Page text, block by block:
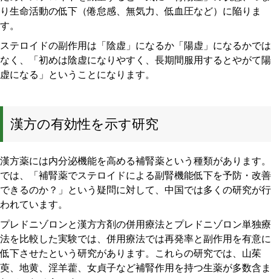
り生命活動の低下（倦怠感、無気力、低血圧など）に陥りま
す。
ステロイドの副作用は「陰虚」になるか「陽虚」になるかでは
なく、「初めは陰虚になりやすく、長期間服用するとやがて陽
虚になる」ということになります。
漢方の有効性を示す研究
漢方薬には内分泌機能を高める補腎薬という種類があります。
では、「補腎薬でステロイドによる副腎機能低下を予防・改善
できるのか？」という疑問に対して、中国では多くの研究が行
われています。
プレドニゾロンと漢方方剤の併用療法とプレドニゾロン単独療
法を比較した実験では、併用療法では再発率と副作用を有意に
低下させたという研究があります。これらの研究では、山茱
萸、地黄、淫羊藿、女貞子など補腎作用を持つ生薬が多数含ま